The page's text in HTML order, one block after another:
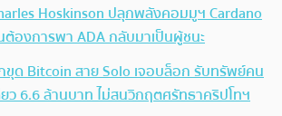
Hoskinson ปลุกพลังคอมมูฯ Cardano
ต้องการพา ADA กลับมาเป็นผู้ชนะ
ขุด Bitcoin สาย Solo เจอบล็อก รับทรัพย์คน
ว 6.6 ล้านบาท ไม่สนวิกฤตศรัทธาคริปโทฯ